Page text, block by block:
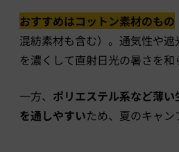
おすすめはコットン素材のもの
混紡素材も含む）。通気性や
を濃くして直射日光の暑さを和
一方、 ポリエステル系など薄
を通しやすいため、夏のキャン